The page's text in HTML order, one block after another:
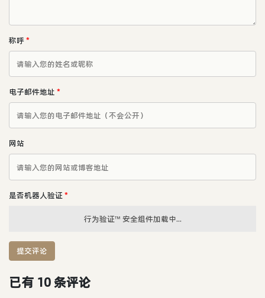
称呼*
电子邮件地址 *
网站
是否机器人验证 *
行为验证™ 安全组件加载中...
提交评论
已有 10 条评论